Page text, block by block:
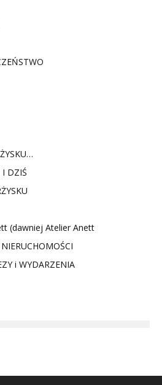
I DZIŚ
(dawniej Atelier Anett
i WYDARZENIA